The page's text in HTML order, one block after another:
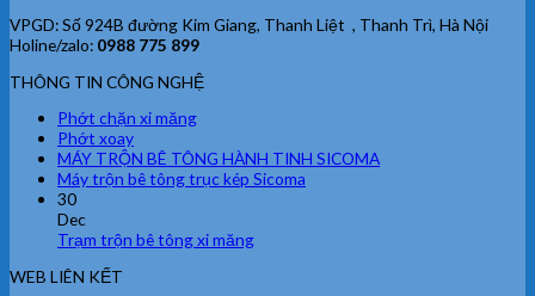
VPGD: Số 924B đường Kim Giang, Thanh Liệt , Thanh Trì, Hà Nội
Holine/zalo: 0988 775 899
THÔNG TIN CÔNG NGHỆ
Phớt chặn xi măng
Phớt xoay
MÁY TRỘN BÊ TÔNG HÀNH TINH SICOMA
Máy trộn bê tông trục kép Sicoma
30
Dec
Trạm trộn bê tông xi măng
WEB LIÊN KẾT